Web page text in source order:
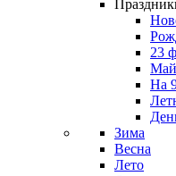
23
На
Зима
Весна
Лето